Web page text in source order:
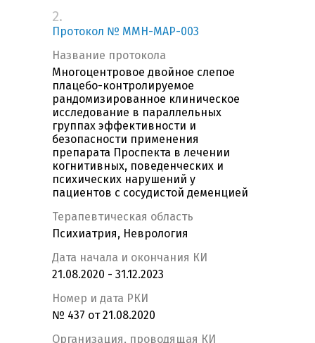
2.
Протокол № MMH-MAP-003
Название протокола
Многоцентровое двойное слепое
плацебо-контролируемое
рандомизированное клиническое
исследование в параллельных
группах эффективности и
безопасности применения
препарата Проспекта в лечении
когнитивных, поведенческих и
психических нарушений у
пациентов с сосудистой деменцией
Терапевтическая область
Психиатрия, Неврология
Дата начала и окончания КИ
21.08.2020 - 31.12.2023
Номер и дата РКИ
№ 437 от 21.08.2020
Организация, проводящая КИ